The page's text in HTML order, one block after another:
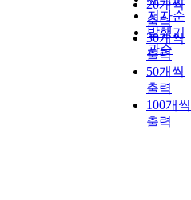
저자순
발행기
관순
20개씩
출력
30개씩
출력
50개씩
출력
100개씩
출력